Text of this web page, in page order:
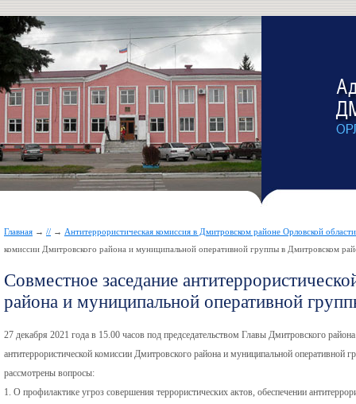
Главная → // → Антитеррористическая комиссия в Дмитровском районе Орловской области
комиссии Дмитровского района и муниципальной оперативной группы в Дмитровском
Совместное заседание
района и муниципальной оперативной
27 декабря 2021 года в 15.00 часов под председательством Главы Дмитровского
антитеррористической комиссии Дмитровского района и муниципальной оперативной
рассмотрены вопросы:
1. О профилактике угроз совершения террористических актов, обеспечении